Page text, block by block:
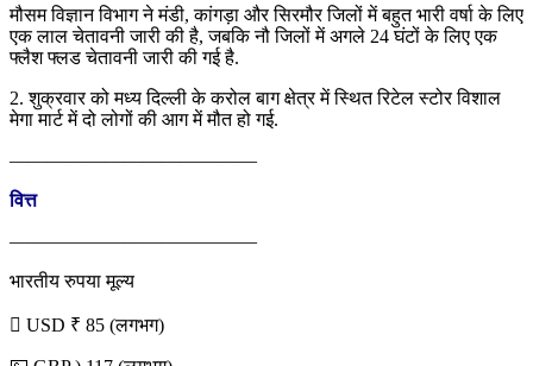
मौसम विज्ञान विभाग ने मंडी, कांगड़ा और सिरमौर जिलों में बहुत भारी वर्षा के लिए
एक लाल चेतावनी जारी की है, जबकि नौ जिलों में अगले 24 घंटों के लिए एक
फ्लैश फ्लड चेतावनी जारी की गई है.
2. शुक्रवार को मध्य दिल्ली के करोल बाग क्षेत्र में स्थित रिटेल स्टोर विशाल
मेगा मार्ट में दो लोगों की आग में मौत हो गई.
—————————————
वित्त
—————————————
भारतीय रुपया मूल्य
 USD ₹ 85 (लगभग)